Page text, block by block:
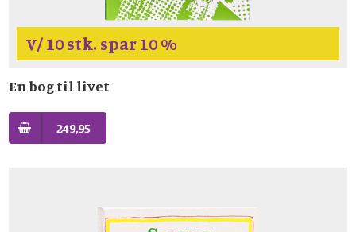
V/ 10 stk. spar 10 %
En bog til livet
249,95